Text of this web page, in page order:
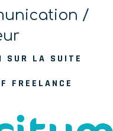
/
SUR LA SUITE
FREELANCE